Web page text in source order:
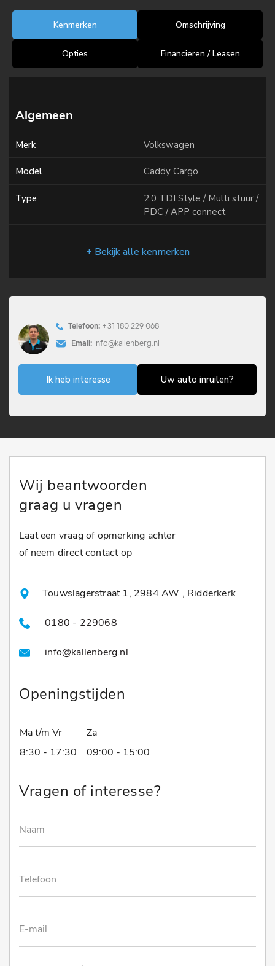
Kenmerken Omschrijving
Opties Financieren / Leasen
Algemeen
Merk Volkswagen
Model Caddy Cargo
Type
2.0 TDI Style / Multi stuur /
PDC / APP connect
+ Bekijk alle kenmerken
Telefoon: +31 180 229 068
Email: info@kallenberg.nl
Ik heb interesse Uw auto inruilen?
Wij beantwoorden
graag u vragen
Laat een vraag of opmerking achter
of neem direct contact op
Touwslagerstraat 1, 2984 AW , Ridderkerk
0180 - 229068
info@kallenberg.nl
Openingstijden
Ma t/m Vr
8:30 - 17:30
Za
09:00 - 15:00
Vragen of interesse?